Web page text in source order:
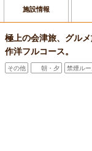
施設情報
極上の会津旅、グル
作洋フルコース。
その他 朝・夕 禁煙ルー